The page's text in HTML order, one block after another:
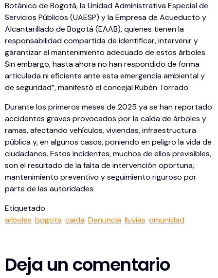
Botánico de Bogotá, la Unidad Administrativa Especial de
Servicios Públicos (UAESP) y la Empresa de Acueducto y
Alcantarillado de Bogotá (EAAB), quienes tienen la
responsabilidad compartida de identificar, intervenir y
garantizar el mantenimiento adecuado de estos árboles.
Sin embargo, hasta ahora no han respondido de forma
articulada ni eficiente ante esta emergencia ambiental y
de seguridad”, manifestó el concejal Rubén Torrado.
Durante los primeros meses de 2025 ya se han reportado
accidentes graves provocados por la caída de árboles y
ramas, afectando vehículos, viviendas, infraestructura
pública y, en algunos casos, poniendo en peligro la vida de
ciudadanos. Estos incidentes, muchos de ellos previsibles,
son el resultado de la falta de intervención oportuna,
mantenimiento preventivo y seguimiento riguroso por
parte de las autoridades.
Etiquetado
arboles bogota caida Denuncia lluvias omunidad
Deja un comentario